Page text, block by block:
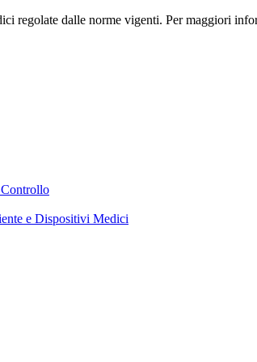
regolate dalle norme vigenti. Per maggiori
e Dispositivi Medici